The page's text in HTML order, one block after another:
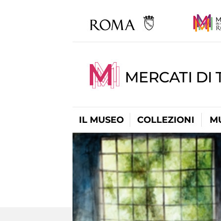
MERCATI DI
IL MUSEO COLLEZIONI